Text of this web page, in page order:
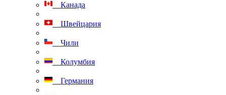
Канада
Швейцария
Чили
Колумбия
Германия